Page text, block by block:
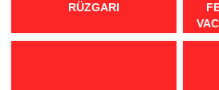
RÜZGARI